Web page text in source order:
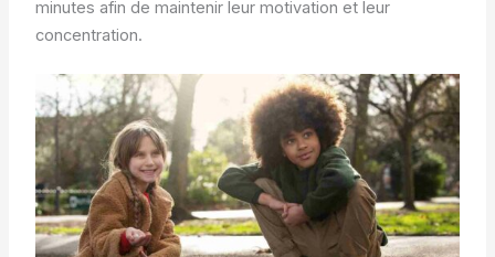
minutes afin de maintenir leur motivation et leur
concentration.